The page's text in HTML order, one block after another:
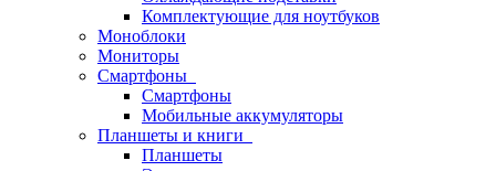
Комплектующие для ноутбуков
Моноблоки
Мониторы
Смартфоны
Смартфоны
Мобильные аккумуляторы
Планшеты и книги
Планшеты